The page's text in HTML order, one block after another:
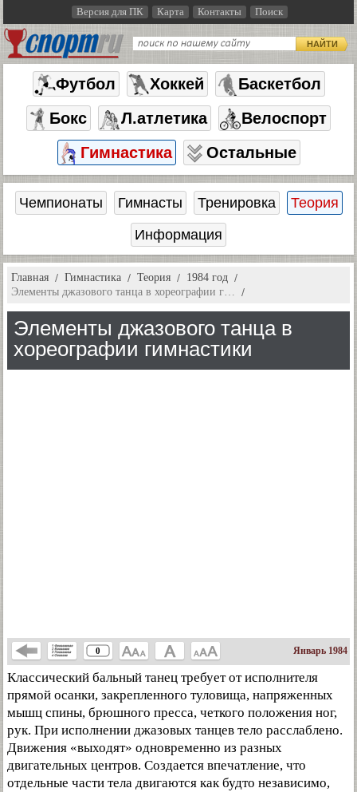
Версия для ПК Карта Контакты Поиск
НАЙТИ
Футбол Хоккей
Баскетбол
Бокс
Л.атлетика
Велоспорт
Гимнастика
Остальные
Чемпионаты Гимнасты Тренировка
Теория
Информация
Главная Гимнастика Теория
1984 год
Элементы джазового танца в хореографии г…
Элементы джазового танца в
хореографии гимнастики
0 Январь 1984
Классический бальный танец требует от исполнителя
прямой осанки, закрепленного туловища, напряженных
мышц спины, брюшного пресса, четкого положения ног,
рук. При исполнении джазовых танцев тело расслаблено.
Движения «выходят» одновременно из разных
двигательных центров. Создается впечатление, что
отдельные части тела двигаются как будто независимо,